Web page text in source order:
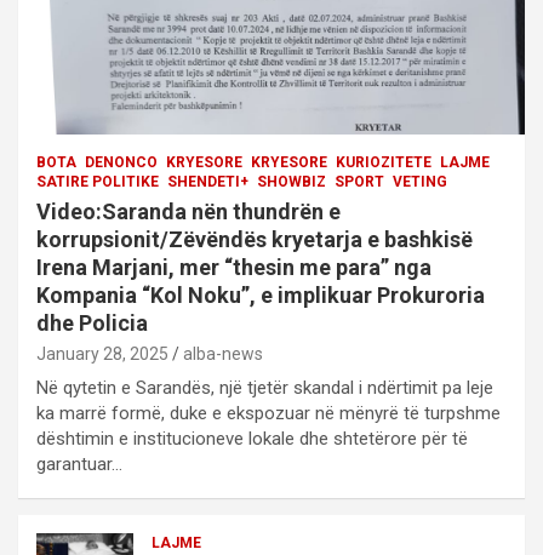
BOTA DENONCO KRYESORE KRYESORE KURIOZITETE
LAJME
SATIRE POLITIKE SHENDETI+ SHOWBIZ SPORT VETING
Video:Saranda nën thundrën e
korrupsionit/Zëvëndës kryetarja e bashkisë
Irena Marjani, mer “thesin me para” nga
Kompania “Kol Noku”, e implikuar Prokuroria
dhe Policia
January 28, 2025 alba-news
Në qytetin e Sarandës, një tjetër skandal i ndërtimit pa leje
ka marrë formë, duke e ekspozuar në mënyrë të turpshme
dështimin e institucioneve lokale dhe shtetërore për të
garantuar…
LAJME